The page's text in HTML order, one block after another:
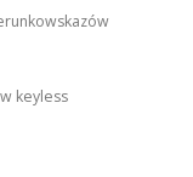
keyless